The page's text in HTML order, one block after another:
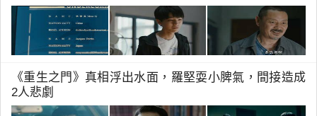
《重生之門》真相浮出水面，羅堅耍小脾氣，間接造成
2人悲劇